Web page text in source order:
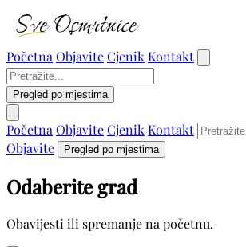
Početna ObjaviteCjenik Kontakt
Pregled po mjestima
Početna ObjaviteCjenik Kontakt
Objavite
Pregled po mjestima
Odaberite grad
Obavijesti ili spremanje na početnu.